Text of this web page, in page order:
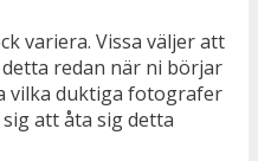
variera. Vissa väljer att
redan när ni börjar
vilka duktiga fotografer
att åta sig detta